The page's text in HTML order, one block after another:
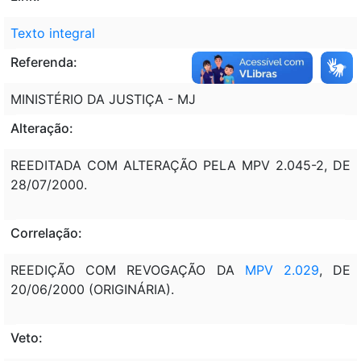
Texto integral
Referenda:
MINISTÉRIO DA JUSTIÇA - MJ
Alteração:
REEDITADA COM ALTERAÇÃO PELA MPV 2.045-2, DE
28/07/2000.
Correlação:
REEDIÇÃO COM REVOGAÇÃO DA MPV 2.029, DE
20/06/2000 (ORIGINÁRIA).
Veto: